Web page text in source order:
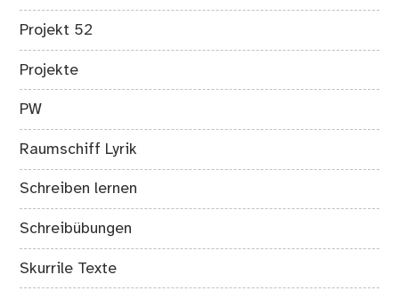
Projekt 52
Projekte
PW
Raumschiff Lyrik
Schreiben lernen
Schreibübungen
Skurrile Texte